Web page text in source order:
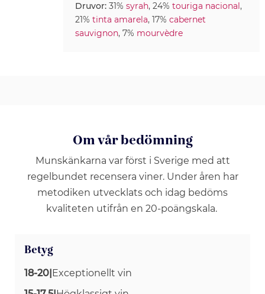
Druvor:31% syrah, 24% touriga nacional,
21% tinta amarela, 17% cabernet
sauvignon, 7% mourvèdre
Om vår bedömning
Munskänkarna var först i Sverige med att
regelbundet recensera viner. Under åren har
metodiken utvecklats och idag bedöms
kvaliteten utifrån en 20-poängskala.
Betyg
18-20|Exceptionellt vin